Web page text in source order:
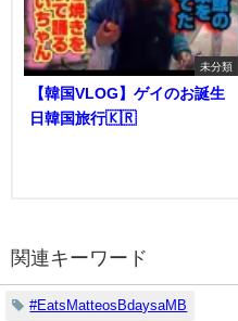
未分類
【韓国VLOG】ゲイのお誕生
日韓国旅行🇰🇷
関連キーワード
#EatsMatteosBdaysaMB